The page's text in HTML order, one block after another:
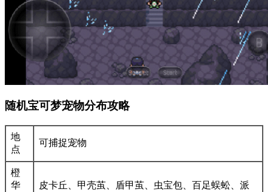
随机宝可梦宠物分布攻略
地
点
可捕捉宠物
橙
华
皮卡丘、甲壳茧、盾甲茧、虫宝包、百足蜈蚣、派